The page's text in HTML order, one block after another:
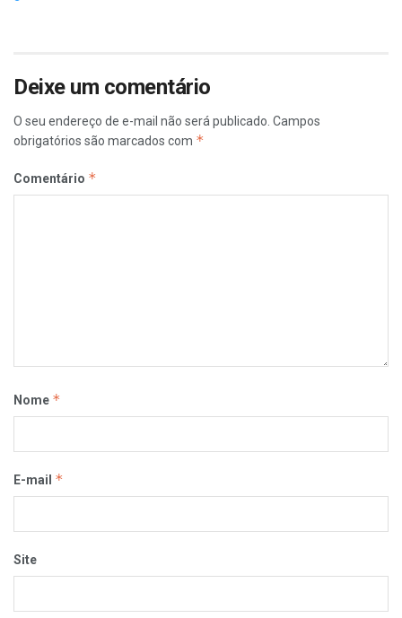
Deixe um comentário
O seu endereço de e-mail não será publicado. Campos
obrigatórios são marcados com *
Comentário *
Nome *
E-mail *
Site